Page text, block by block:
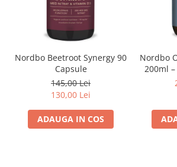
Nordbo Beetroot Synergy 90
Capsule
145,00 Lei
130,00 Lei
ADAUGA IN COS
Nordbo
200ml